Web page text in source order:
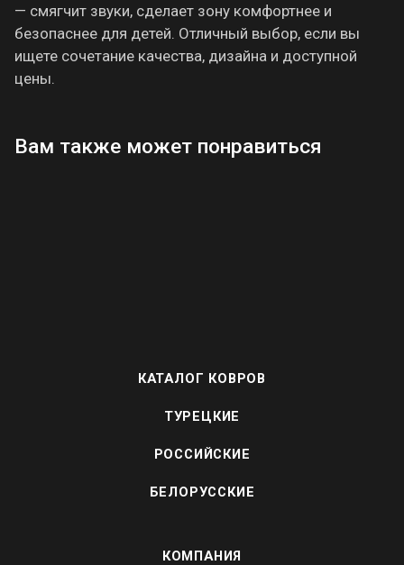
— смягчит звуки, сделает зону комфортнее и
безопаснее для детей. Отличный выбор, если вы
ищете сочетание качества, дизайна и доступной
цены.
Вам также может понравиться
КАТАЛОГ КОВРОВ
ТУРЕЦКИЕ
РОССИЙСКИЕ
БЕЛОРУССКИЕ
КОМПАНИЯ